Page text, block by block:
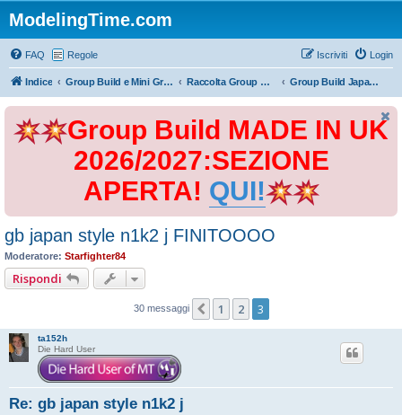
ModelingTime.com
FAQ Regole Login
Iscriviti
Indice Group Build e Mini Group Build Raccolta Group Build Group Build Japan Style 2017
Group Build MADE IN UK
2026/2027:SEZIONE
APERTA! QUI!
gb japan style n1k2 j FINITOOOO
Moderatore: Starfighter84
Rispondi
30 messaggi Precedente
1 2 3
ta152h
Die Hard User
Re: gb japan style n1k2 j